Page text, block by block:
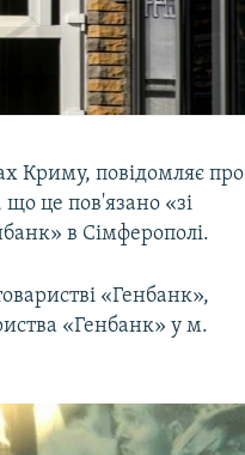
Криму, повідомляє про
це пов'язано «зі
в Сімферополі.
«Генбанк»,
«Генбанк» у м.